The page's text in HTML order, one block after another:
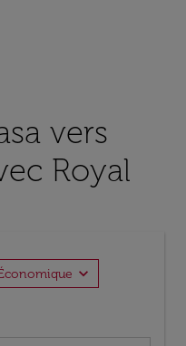
vers
Royal
expand_more